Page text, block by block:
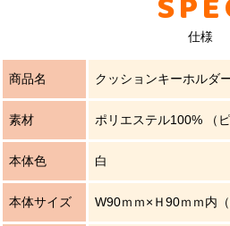
仕様
商品名 クッションキーホルダ
素材 ポリエステル100% （
本体色 白
本体サイズ W90ｍｍ×Ｈ90ｍｍ内（